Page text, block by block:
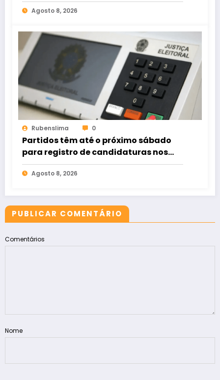
Agosto 8, 2026
Rubenslima 0
Partidos têm até o próximo sábado
para registro de candidaturas nos
tribunais
Agosto 8, 2026
PUBLICAR COMENTÁRIO
Comentários
Nome